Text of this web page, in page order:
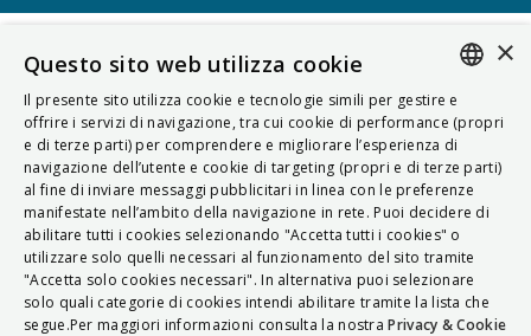
ITALIAN
ENGLISH
FRENCH
HUNGARIAN
DEUTSCH
POLSKI
×
Questo sito web utilizza cookie
Il presente sito utilizza cookie e tecnologie simili per gestire e
offrire i servizi di navigazione, tra cui cookie di performance (propri
e di terze parti) per comprendere e migliorare l’esperienza di
navigazione dell’utente e cookie di targeting (propri e di terze parti)
al fine di inviare messaggi pubblicitari in linea con le preferenze
manifestate nell’ambito della navigazione in rete. Puoi decidere di
abilitare tutti i cookies selezionando "Accetta tutti i cookies" o
utilizzare solo quelli necessari al funzionamento del sito tramite
"Accetta solo cookies necessari". In alternativa puoi selezionare
solo quali categorie di cookies intendi abilitare tramite la lista che
segue.Per maggiori informazioni consulta la nostra Privacy & Cookie